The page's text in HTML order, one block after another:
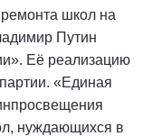
школ на
Путин
Её реализацию
«Единая
нуждающихся в